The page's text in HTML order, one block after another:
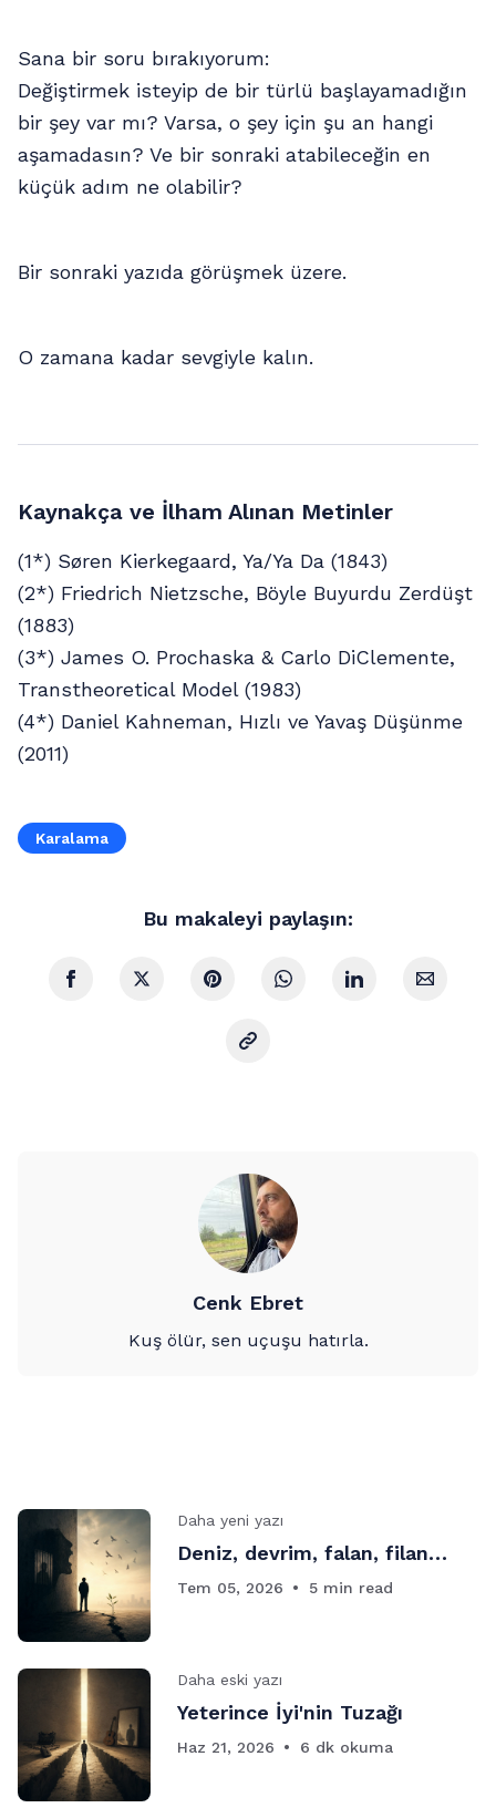
Sana bir soru bırakıyorum:
Değiştirmek isteyip de bir türlü başlayamadığın
bir şey var mı? Varsa, o şey için şu an hangi
aşamadasın? Ve bir sonraki atabileceğin en
küçük adım ne olabilir?
Bir sonraki yazıda görüşmek üzere.
O zamana kadar sevgiyle kalın.
Kaynakça ve İlham Alınan Metinler
(1*) Søren Kierkegaard, Ya/Ya Da (1843)
(2*) Friedrich Nietzsche, Böyle Buyurdu Zerdüşt
(1883)
(3*) James O. Prochaska & Carlo DiClemente,
Transtheoretical Model (1983)
(4*) Daniel Kahneman, Hızlı ve Yavaş Düşünme
(2011)
Karalama
Bu makaleyi paylaşın:
Cenk Ebret
Kuş ölür, sen uçuşu hatırla.
Daha yeni yazı
Deniz, devrim, falan, filan…
Tem 05, 2026 5 min read
Daha eski yazı
Yeterince İyi'nin Tuzağı
Haz 21, 2026 6 dk okuma